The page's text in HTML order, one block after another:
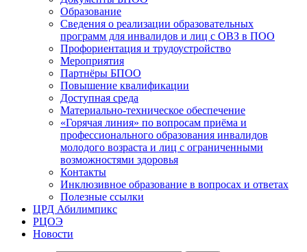
Образование
Сведения о реализации образовательных
программ для инвалидов и лиц с ОВЗ в ПОО
Профориентация и трудоустройство
Мероприятия
Партнёры БПОО
Повышение квалификации
Доступная среда
Материально-техническое обеспечение
«Горячая линия» по вопросам приёма и
профессионального образования инвалидов
молодого возраста и лиц с ограниченными
возможностями здоровья
Контакты
Инклюзивное образование в вопросах и ответах
Полезные ссылки
ЦРД Абилимпикс
РЦОЭ
Новости